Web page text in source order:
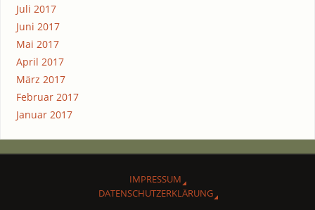
Juli 2017
Juni 2017
Mai 2017
April 2017
März 2017
Februar 2017
Januar 2017
IMPRES­SUM
DATEN­SCHUTZ­ER­KLÄ­RUNG